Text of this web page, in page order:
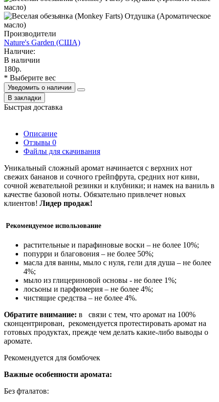
Производители
Nature's Garden (США)
Наличие:
В наличии
180р.
* Выберите вес
Уведомить о наличии
В закладки
Быстрая доставка
Описание
Отзывы 0
Файлы для скачивания
Уникальный сложный аромат начинается с верхних нот
свежих бананов и сочного грейпфрута, средних нот киви,
сочной жевательной резинки и клубники; и намек на ваниль в
качестве базовой ноты. Обязательно привлечет новых
клиентов! Лидер продаж!
Рекомендуемое использование
растительные и парафиновые воски – не более 10%;
попурри и благовония – не более 50%;
масла для ванны, мыло с нуля, гели для душа – не более
4%;
мыло из глицериновой основы - не более 1%;
лосьоны и парфюмерия – не более 4%;
чистящие средства – не более 4%.
Обратите внимание: в связи с тем, что аромат на 100%
сконцентрирован, рекомендуется протестировать аромат на
готовых продуктах, прежде чем делать какие-либо выводы о
аромате.
Рекомендуется для бомбочек
Важные особенности аромата:
Без фталатов: